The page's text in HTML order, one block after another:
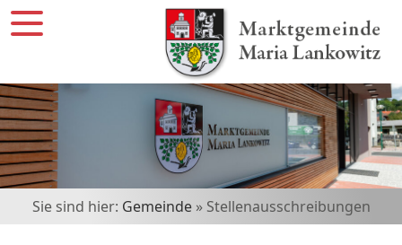
Sie sind hier: Gemeinde» Stellenausschreibungen